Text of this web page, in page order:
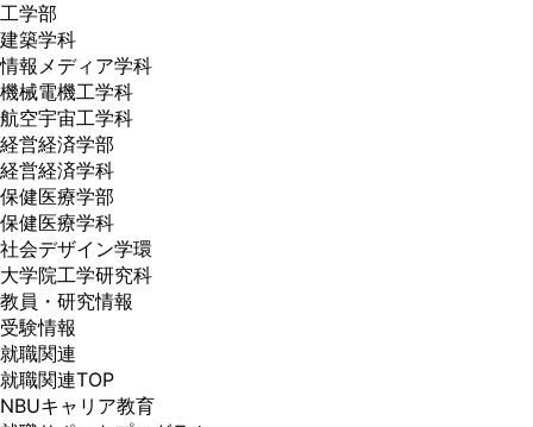
工学部
建築学科
情報メディア学科
機械電機工学科
航空宇宙工学科
経営経済学部
経営経済学科
保健医療学部
保健医療学科
社会デザイン学環
大学院工学研究科
教員・研究情報
受験情報
就職関連
就職関連TOP
NBUキャリア教育